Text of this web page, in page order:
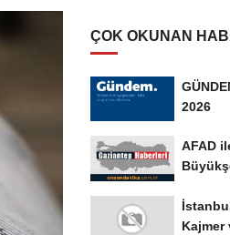
ÇOK OKUNAN
2026
AFAD
Kajmer